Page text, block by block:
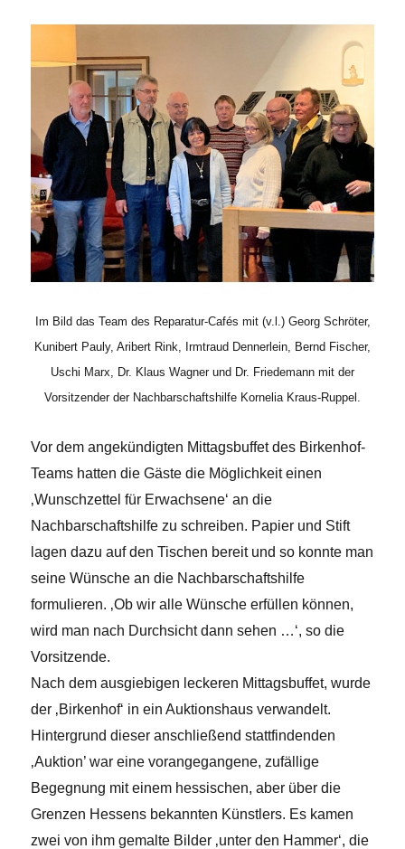
Im Bild das Team des Reparatur-Cafés mit (v.l.) Georg Schröter,
Kunibert Pauly, Aribert Rink, Irmtraud Dennerlein, Bernd Fischer,
Uschi Marx, Dr. Klaus Wagner und Dr. Friedemann mit der
Vorsitzender der Nachbarschaftshilfe Kornelia Kraus-Ruppel.
Vor dem angekündigten Mittagsbuffet des Birkenhof-
Teams hatten die Gäste die Möglichkeit einen
‚Wunschzettel für Erwachsene‘ an die
Nachbarschaftshilfe zu schreiben. Papier und Stift
lagen dazu auf den Tischen bereit und so konnte man
seine Wünsche an die Nachbarschaftshilfe
formulieren. ‚Ob wir alle Wünsche erfüllen können,
wird man nach Durchsicht dann sehen …‘, so die
Vorsitzende.
Nach dem ausgiebigen leckeren Mittagsbuffet, wurde
der ‚Birkenhof‘ in ein Auktionshaus verwandelt.
Hintergrund dieser anschließend stattfindenden
‚Auktion’ war eine vorangegangene, zufällige
Begegnung mit einem hessischen, aber über die
Grenzen Hessens bekannten Künstlers. Es kamen
zwei von ihm gemalte Bilder ‚unter den Hammer‘, die